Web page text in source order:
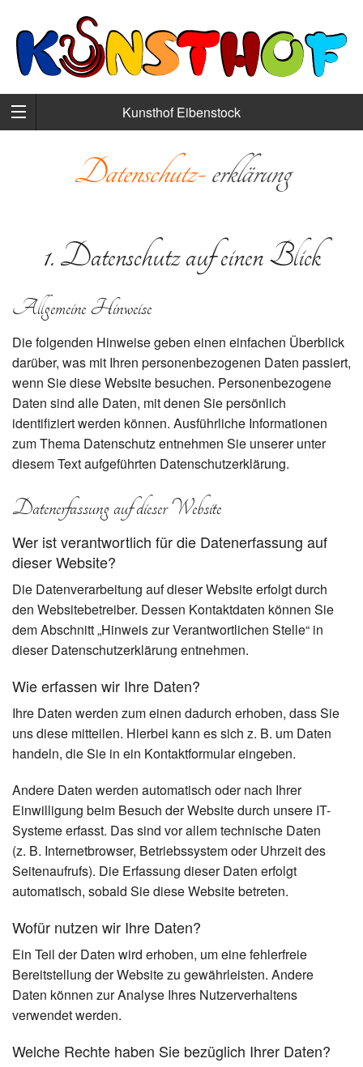
Kunsthof Eibenstock
Datenschutz-erklärung
1. Datenschutz auf einen Blick
Allgemeine Hinweise
Die folgenden Hinweise geben einen einfachen Überblick
darüber, was mit Ihren personenbezogenen Daten passiert,
wenn Sie diese Website besuchen. Personenbezogene
Daten sind alle Daten, mit denen Sie persönlich
identifiziert werden können. Ausführliche Informationen
zum Thema Datenschutz entnehmen Sie unserer unter
diesem Text aufgeführten Datenschutzerklärung.
Datenerfassung auf dieser Website
Wer ist verantwortlich für die Datenerfassung auf
dieser Website?
Die Datenverarbeitung auf dieser Website erfolgt durch
den Websitebetreiber. Dessen Kontaktdaten können Sie
dem Abschnitt „Hinweis zur Verantwortlichen Stelle“ in
dieser Datenschutzerklärung entnehmen.
Wie erfassen wir Ihre Daten?
Ihre Daten werden zum einen dadurch erhoben, dass Sie
uns diese mitteilen. Hierbei kann es sich z. B. um Daten
handeln, die Sie in ein Kontaktformular eingeben.
Andere Daten werden automatisch oder nach Ihrer
Einwilligung beim Besuch der Website durch unsere IT-
Systeme erfasst. Das sind vor allem technische Daten
(z. B. Internetbrowser, Betriebssystem oder Uhrzeit des
Seitenaufrufs). Die Erfassung dieser Daten erfolgt
automatisch, sobald Sie diese Website betreten.
Wofür nutzen wir Ihre Daten?
Ein Teil der Daten wird erhoben, um eine fehlerfreie
Bereitstellung der Website zu gewährleisten. Andere
Daten können zur Analyse Ihres Nutzerverhaltens
verwendet werden.
Welche Rechte haben Sie bezüglich Ihrer Daten?